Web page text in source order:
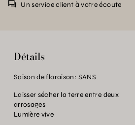
Un service client à votre écoute
Détails
Saison de floraison: SANS
Laisser sécher la terre entre deux
arrosages
Lumière vive